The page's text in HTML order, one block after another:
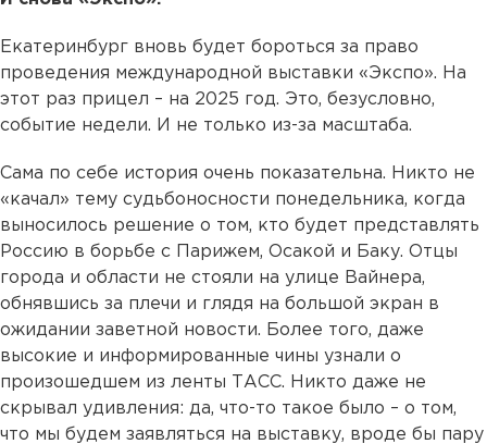
Екатеринбург вновь будет бороться за право
проведения международной выставки «Экспо». На
этот раз прицел – на 2025 год. Это, безусловно,
событие недели. И не только из-за масштаба.
Сама по себе история очень показательна. Никто не
«качал» тему судьбоносности понедельника, когда
выносилось решение о том, кто будет представлять
Россию в борьбе с Парижем, Осакой и Баку. Отцы
города и области не стояли на улице Вайнера,
обнявшись за плечи и глядя на большой экран в
ожидании заветной новости. Более того, даже
высокие и информированные чины узнали о
произошедшем из ленты ТАСС. Никто даже не
скрывал удивления: да, что-то такое было – о том,
что мы будем заявляться на выставку, вроде бы пару